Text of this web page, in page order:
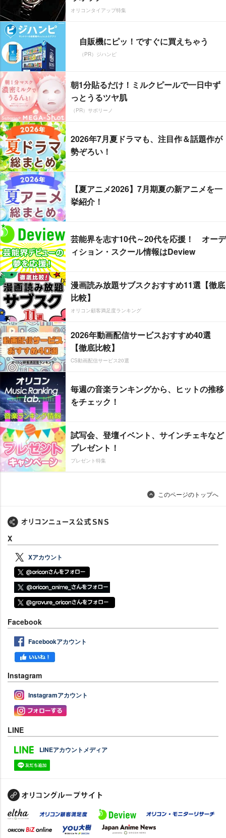
オリコンタイアップ特集
自販機にピッ！ですぐに買えちゃう
（PR）ジハンピ
朝1分貼るだけ！ミルクピールで一日中ず
っとうるツヤ肌
（PR）サボリーノ
2026年7月夏ドラマも、注目作＆話題作が
勢ぞろい！
【夏アニメ2026】7月期夏の新アニメを一
挙紹介！
芸能界を志す10代～20代を応援！ オーデ
ィション・スクール情報はDeview
漫画読み放題サブスクおすすめ11選【徹底
比較】
オリコン顧客満足度ランキング
2026年動画配信サービスおすすめ40選
【徹底比較】
CS動画配信サービス20選
毎週の音楽ランキングから、ヒットの推移
をチェック！
試写会、登壇イベント、サインチェキなど
プレゼント！
プレゼント特集
このページのトップへ
X
Xアカウント
Facebook
Facebookアカウント
Instagram
Instagramアカウント
LINE
LINEアカウントメディア